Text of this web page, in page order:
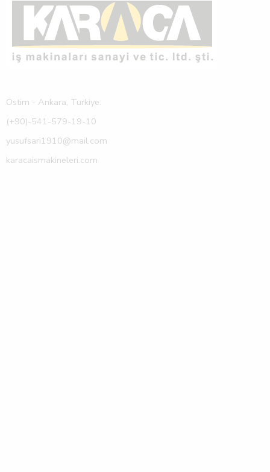
Ostim - Ankara, Turkiye.
(+90)-541-579-19-10
yusufsari1910@mail.com
karacaismakineleri.com